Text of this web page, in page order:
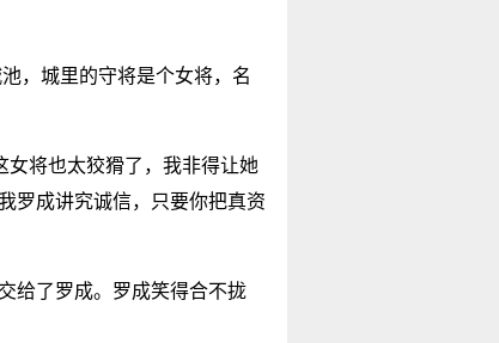
，城里的守将是个女将，名
女将也太狡猾了，我非得让她
罗成讲究诚信，只要你把真资
给了罗成。罗成笑得合不拢